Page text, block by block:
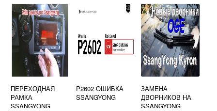
ЕВРОСОЮЗ ЕСЛИ
НУЖНО
ПЕРЕХОДНАЯ
РАМКА
SSANGYONG
P2602 ОШИБКА
SSANGYONG
ЗАМЕНА
ДВОРНИКОВ НА
SSANGYONG